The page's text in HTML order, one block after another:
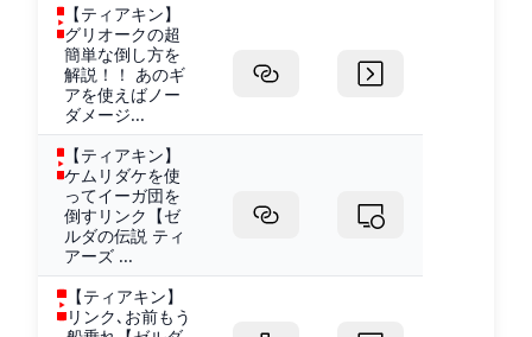
【ティアキン】
グリオークの超
簡単な倒し方を
解説！！ あのギ
アを使えばノー
ダメージ...
【ティアキン】
ケムリダケを使
ってイーガ団を
倒すリンク【ゼ
ルダの伝説 ティ
アーズ ...
【ティアキン】
リンク､お前もう